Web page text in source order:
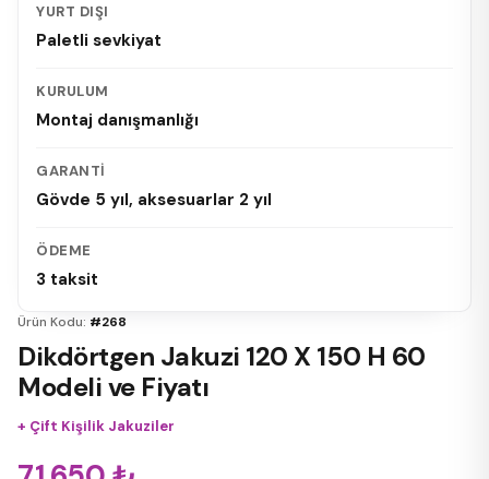
YURT DIŞI
Paletli sevkiyat
KURULUM
Montaj danışmanlığı
GARANTI
Gövde 5 yıl, aksesuarlar 2 yıl
ÖDEME
3 taksit
Ürün Kodu: #268
Dikdörtgen Jakuzi 120 X 150 H 60
Modeli ve Fiyatı
+ Çift Kişilik Jakuziler